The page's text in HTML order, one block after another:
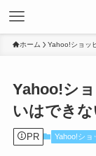
ホーム Yahoo!ショッ
Yahoo!シ
いはでき
PR Yahoo!ショ